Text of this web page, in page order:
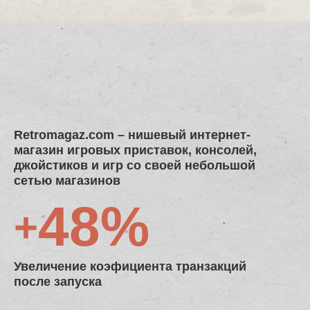
Retromagaz.com – нишевый интернет-
магазин игровых приставок, консолей,
джойстиков и игр со своей небольшой
сетью магазинов
+48%
Увеличение коэфициента транзакций
после запуска